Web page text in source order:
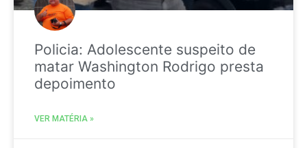
Policia: Adolescente suspeito de
matar Washington Rodrigo presta
depoimento
VER MATÉRIA »